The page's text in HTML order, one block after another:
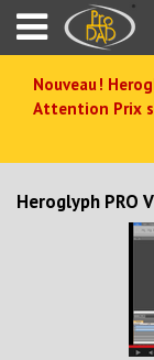
Nouveau !
Attention Prix
Heroglyph PRO